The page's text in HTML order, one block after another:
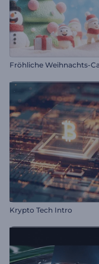
Krypto Tech Intro